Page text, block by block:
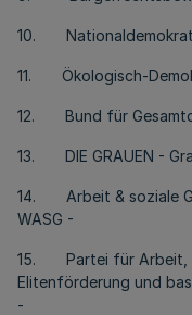
10.
11. Ökologisch-
12. Bund für
13. DIE GRAUEN -
14. Arbeit & soziale
WASG -
15. Partei für Arbeit,
Elitenförderung und
-